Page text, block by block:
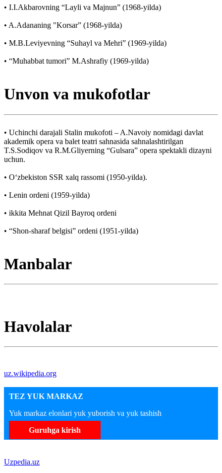
• I.I.Akbarovning “Layli va Majnun” (1968-yilda)
• A.Adananing "Korsar” (1968-yilda)
• M.B.Leviyevning “Suhayl va Mehri” (1969-yilda)
• “Muhabbat tumori” M.Ashrafiy (1969-yilda)
Unvon va mukofotlar
• Uchinchi darajali Stalin mukofoti – A.Navoiy nomidagi davlat
akademik opera va balet teatri sahnasida sahnalashtirilgan
T.S.Sodiqov va R.M.Gliyerning “Gulsara” opera spektakli dizayni
uchun.
• O‘zbekiston SSR xalq rassomi (1950-yilda).
• Lenin ordeni (1959-yilda)
• ikkita Mehnat Qizil Bayroq ordeni
• “Shon-sharaf belgisi” ordeni (1951-yilda)
Manbalar
Havolalar
uz.wikipedia.org
TEZ YUK MARKAZ
Yuk markaz elonlari yuk yuborish va yuk tashish
Guruhga kirish
Uzpedia.uz